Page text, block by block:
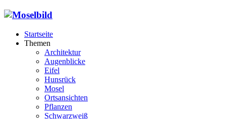
Startseite
Themen
Architektur
Augenblicke
Eifel
Hunsrück
Mosel
Ortsansichten
Pflanzen
Schwarzweiß